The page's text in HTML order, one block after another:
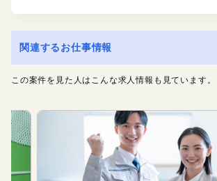
関連するお仕事情報
この案件を見た人はこんな求人情報も見ています。